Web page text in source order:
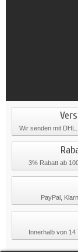
Wir senden mit
3% Rabatt ab
PayPal,
Innerhalb von